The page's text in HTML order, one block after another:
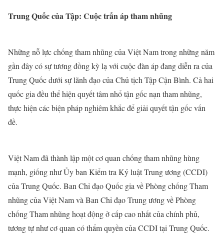
Trung Quốc của Tập: Cuộc trấn áp tham nhũng
Những nỗ lực chống tham nhũng của Việt Nam trong những năm
gần đây có sự tương đồng kỳ lạ với cuộc đàn áp đang diễn ra của
Trung Quốc dưới sự lãnh đạo của Chủ tịch Tập Cận Bình. Cả hai
quốc gia đều thể hiện quyết tâm nhổ tận gốc nạn tham nhũng,
thực hiện các biện pháp nghiêm khắc để giải quyết tận gốc vấn
đề.
Việt Nam đã thành lập một cơ quan chống tham nhũng hùng
mạnh, giống như Ủy ban Kiểm tra Kỷ luật Trung ương (CCDI)
của Trung Quốc. Ban Chỉ đạo Quốc gia về Phòng chống Tham
nhũng của Việt Nam và Ban Chỉ đạo Trung ương về Phòng
chống Tham nhũng hoạt động ở cấp cao nhất của chính phủ,
tương tự như cơ quan có thẩm quyền của CCDI tại Trung Quốc.